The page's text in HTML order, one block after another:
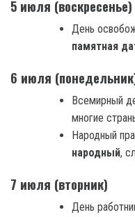
5 июля (воскресенье)
День
памятная
6 июля
Всемирный
многие
Народный
народный,
7 июля (вторник)
День